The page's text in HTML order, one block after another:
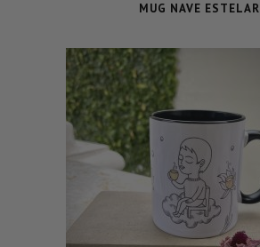
MUG NAVE ESTELAR